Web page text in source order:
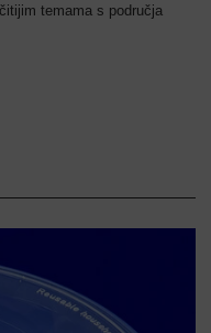
temama s područja